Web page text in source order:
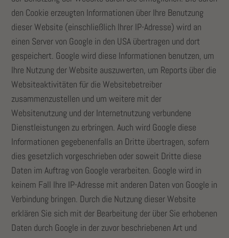
den Cookie erzeugten Informationen über Ihre Benutzung
dieser Website (einschließlich Ihrer IP-Adresse) wird an
einen Server von Google in den USA übertragen und dort
gespeichert. Google wird diese Informationen benutzen, um
Ihre Nutzung der Website auszuwerten, um Reports über die
Websiteaktivitäten für die Websitebetreiber
zusammenzustellen und um weitere mit der
Websitenutzung und der Internetnutzung verbundene
Dienstleistungen zu erbringen. Auch wird Google diese
Informationen gegebenenfalls an Dritte übertragen, sofern
dies gesetzlich vorgeschrieben oder soweit Dritte diese
Daten im Auftrag von Google verarbeiten. Google wird in
keinem Fall Ihre IP-Adresse mit anderen Daten von Google in
Verbindung bringen. Durch die Nutzung dieser Website
erklären Sie sich mit der Bearbeitung der über Sie erhobenen
Daten durch Google in der zuvor beschriebenen Art und